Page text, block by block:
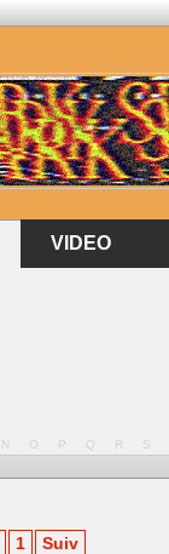
VIDEO
N O P Q R
S
1 Suiv